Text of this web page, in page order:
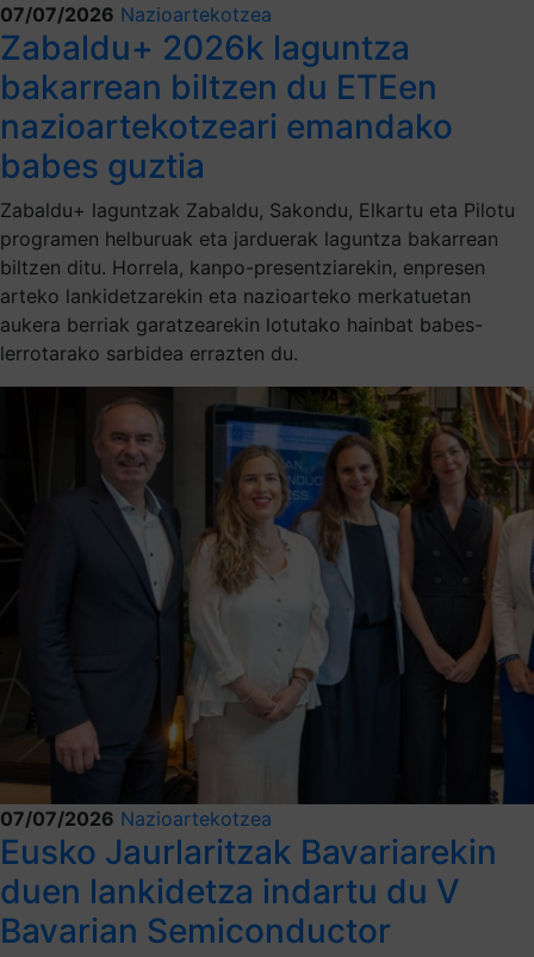
07/07/2026 Nazioartekotzea
Zabaldu+ 2026k laguntza
bakarrean biltzen du ETEen
nazioartekotzeari emandako
babes guztia
Zabaldu+ laguntzak Zabaldu, Sakondu, Elkartu eta Pilotu
programen helburuak eta jarduerak laguntza bakarrean
biltzen ditu. Horrela, kanpo-presentziarekin, enpresen
arteko lankidetzarekin eta nazioarteko merkatuetan
aukera berriak garatzearekin lotutako hainbat babes-
lerrotarako sarbidea errazten du.
07/07/2026 Nazioartekotzea
Eusko Jaurlaritzak Bavariarekin
duen lankidetza indartu du V
Bavarian Semiconductor